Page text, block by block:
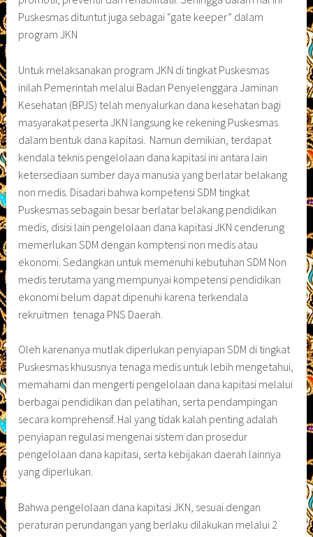
Puskesmas dituntut juga sebagai “gate keeper” dalam
program JKN
Untuk melaksanakan program JKN di tingkat Puskesmas
inilah Pemerintah melalui Badan Penyelenggara Jaminan
Kesehatan (BPJS) telah menyalurkan dana kesehatan bagi
masyarakat peserta JKN langsung ke rekening Puskesmas
dalam bentuk dana kapitasi. Namun demikian, terdapat
kendala teknis pengelolaan dana kapitasi ini antara lain
ketersediaan sumber daya manusia yang berlatar belakang
non medis. Disadari bahwa kompetensi SDM tingkat
Puskesmas sebagain besar berlatar belakang pendidikan
medis, disisi lain pengelolaan dana kapitasi JKN cenderung
memerlukan SDM dengan komptensi non medis atau
ekonomi. Sedangkan untuk memenuhi kebutuhan SDM Non
medis terutama yang mempunyai kompetensi pendidikan
ekonomi belum dapat dipenuhi karena terkendala
rekruitmen tenaga PNS Daerah.
Oleh karenanya mutlak diperlukan penyiapan SDM di tingkat
Puskesmas khususnya tenaga medis untuk lebih mengetahui,
memahami dan mengerti pengelolaan dana kapitasi melalui
berbagai pendidikan dan pelatihan, serta pendampingan
secara komprehensif. Hal yang tidak kalah penting adalah
penyiapan regulasi mengenai sistem dan prosedur
pengelolaan dana kapitasi, serta kebijakan daerah lainnya
yang diperlukan.
Bahwa pengelolaan dana kapitasi JKN, sesuai dengan
peraturan perundangan yang berlaku dilakukan melalui 2